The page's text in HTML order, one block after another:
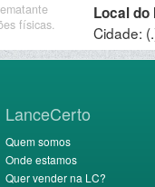
físicas.
Local do
Cidade:
LanceCerto
Quem somos
Onde estamos
Quer vender na LC?